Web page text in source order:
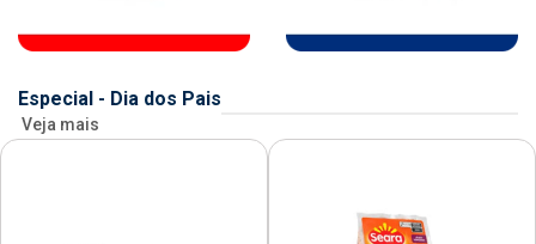
Especial - Dia dos Pais
Veja mais